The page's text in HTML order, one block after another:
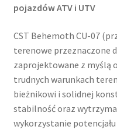
pojazdów ATV i UTV
CST Behemoth CU-07
terenowe przeznaczone
zaprojektowane z myślą
trudnych warunkach
bieżnikowi i solidnej
stabilność oraz
wykorzystanie